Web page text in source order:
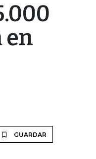
en
GUARDAR